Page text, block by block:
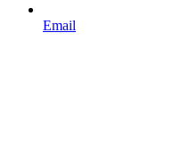
Email